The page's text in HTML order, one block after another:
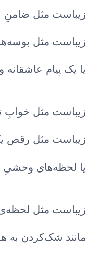
زیباست مثل ضامنِ
زیباست مثل
یا یک پیام
زیباست مثل خوابِ
زیباست مثل رقص
یا لحظه‌های
زیباست مثل لحظه‌ی
مانند شک‌کردن به